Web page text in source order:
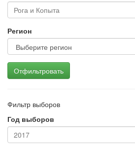
Регион
Отфильтровать
Фильтр выборов
Год выборов